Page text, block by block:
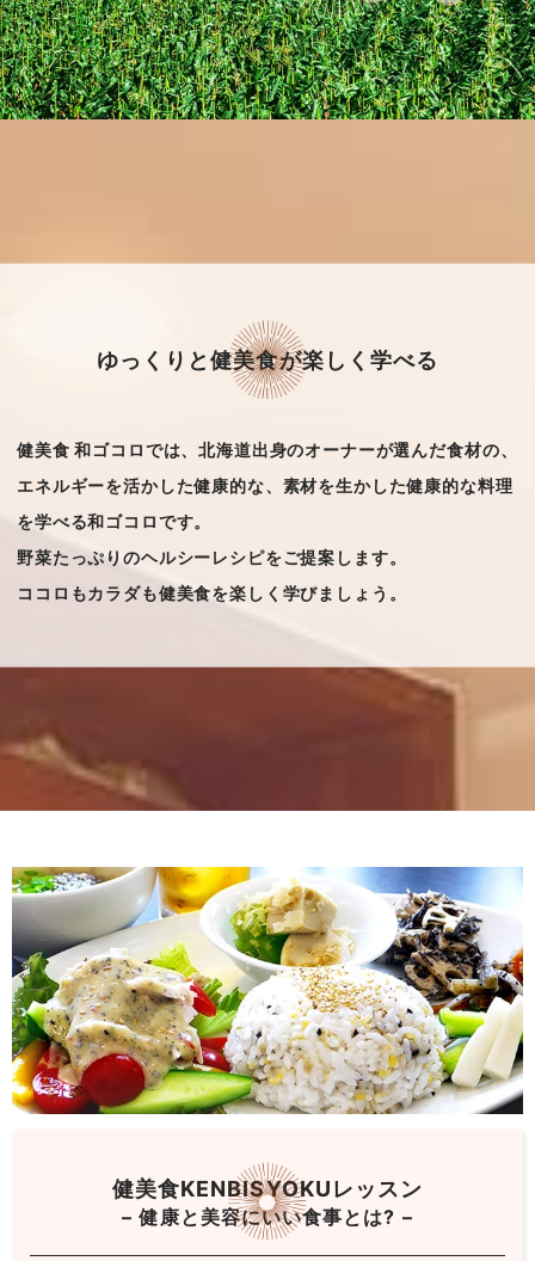
ゆっくりと健美食が楽しく学べる
健美食 和ゴコロでは、北海道出身のオーナーが選んだ食材の、
エネルギーを活かした健康的な、 素材を生かした健康的な料理
を学べる和ゴコロです。
野菜たっぷりのヘルシーレシピをご提案します。
ココロもカラダも健美食を楽しく学びましょう。
健美食KENBISYOKUレッスン
– 健康と美容にいい食事とは? –